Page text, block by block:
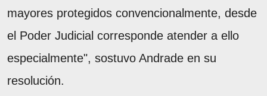
mayores protegidos convencionalmente, desde
el Poder Judicial corresponde atender a ello
especialmente", sostuvo Andrade en su
resolución.